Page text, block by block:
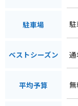
駐車場 駐
ベストシーズン 通
平均予算